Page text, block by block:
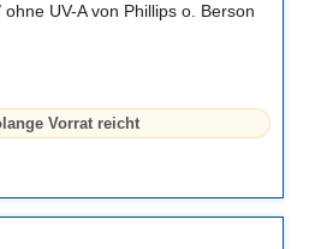
UV-A von Phillips o. Berson
Vorrat reicht